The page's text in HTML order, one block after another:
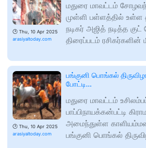
🕑 Thu, 10 Apr 2025
arasiyaltoday.com
மதுரை மாவட்டம்
முள்ளி பள்ளத்தில் உள்ள
நடிகர் அஜித் நடித்த
திரைப்படம் ரசிகர்களின்
🕑 Thu, 10 Apr 2025
arasiyaltoday.com
பங்குனி பொங்கல்
போட்டி…
மதுரை மாவட்டம்
பாப்பிநாயக்கன்பட்டி
அமைந்துள்ள
பங்குனி பொங்கல்